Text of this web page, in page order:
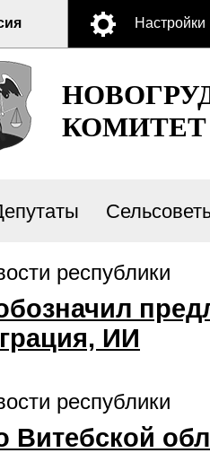
Настройки
КОМИТЕТ
республики
ИИ
республики
Витебской